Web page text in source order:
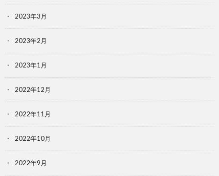
2023年3月
2023年2月
2023年1月
2022年12月
2022年11月
2022年10月
2022年9月